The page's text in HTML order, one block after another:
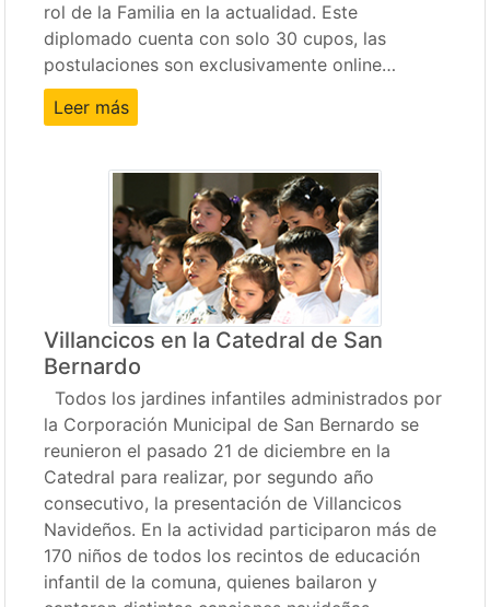
rol de la Familia en la actualidad. Este
diplomado cuenta con solo 30 cupos, las
postulaciones son exclusivamente online…
Leer más
Villancicos en la Catedral de San
Bernardo
Todos los jardines infantiles administrados por
la Corporación Municipal de San Bernardo se
reunieron el pasado 21 de diciembre en la
Catedral para realizar, por segundo año
consecutivo, la presentación de Villancicos
Navideños. En la actividad participaron más de
170 niños de todos los recintos de educación
infantil de la comuna, quienes bailaron y